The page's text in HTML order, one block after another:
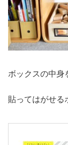
ボックスの中身
貼ってはがせる